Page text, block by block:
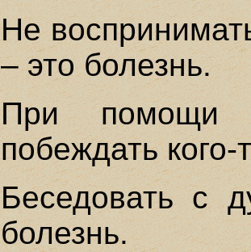
Не
– это болезнь.
При помощи
побеждать кого-
Беседовать с
болезнь.